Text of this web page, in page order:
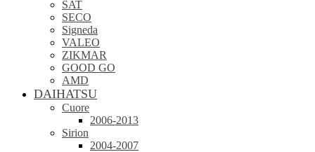
SAT
SECO
Signeda
VALEO
ZIKMAR
GOOD GO
AMD
DAIHATSU
Cuore
2006-2013
Sirion
2004-2007